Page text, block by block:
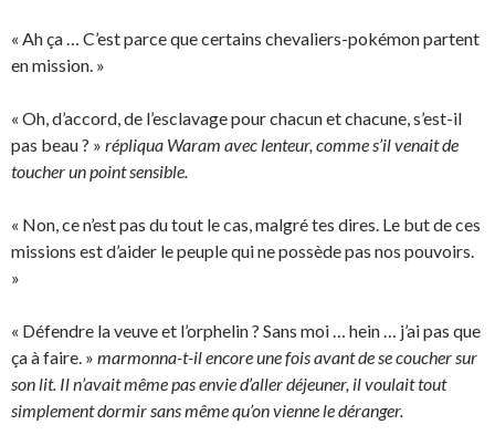
« Ah ça … C’est parce que certains chevaliers-pokémon partent
en mission. »
« Oh, d’accord, de l’esclavage pour chacun et chacune, s’est-il
pas beau ? » répliqua Waram avec lenteur, comme s’il venait de
toucher un point sensible.
« Non, ce n’est pas du tout le cas, malgré tes dires. Le but de ces
missions est d’aider le peuple qui ne possède pas nos pouvoirs.
»
« Défendre la veuve et l’orphelin ? Sans moi … hein … j’ai pas que
ça à faire. » marmonna-t-il encore une fois avant de se coucher sur
son lit. Il n’avait même pas envie d’aller déjeuner, il voulait tout
simplement dormir sans même qu’on vienne le déranger.